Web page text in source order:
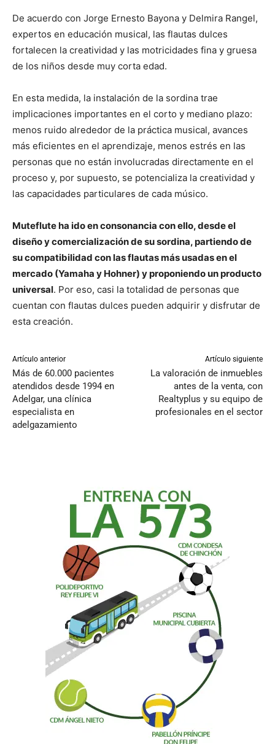
De acuerdo con Jorge Ernesto Bayona y Delmira Rangel,
expertos en educación musical, las flautas dulces
fortalecen la creatividad y las motricidades fina y gruesa
de los niños desde muy corta edad.
En esta medida, la instalación de la sordina trae
implicaciones importantes en el corto y mediano plazo:
menos ruido alrededor de la práctica musical, avances
más eficientes en el aprendizaje, menos estrés en las
personas que no están involucradas directamente en el
proceso y, por supuesto, se potencializa la creatividad y
las capacidades particulares de cada músico.
Muteflute ha ido en consonancia con ello, desde el
diseño y comercialización de su sordina, partiendo de
su compatibilidad con las flautas más usadas en el
mercado (Yamaha y Hohner) y proponiendo un producto
universal. Por eso, casi la totalidad de personas que
cuentan con flautas dulces pueden adquirir y disfrutar de
esta creación.
Artículo anterior
Más de 60.000 pacientes
atendidos desde 1994 en
Adelgar, una clínica
especialista en
adelgazamiento
Artículo siguiente
La valoración de inmuebles
antes de la venta, con
Realtyplus y su equipo de
profesionales en el sector